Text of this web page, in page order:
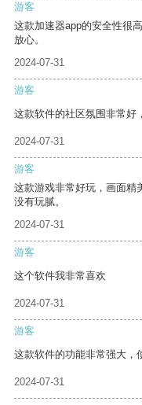
游客
这款加速器app的安全性很
放心。
2024-07-31
游客
这款软件的社区氛围非常好
2024-07-31
游客
这款游戏非常好玩，画面精
没有玩腻。
2024-07-31
游客
这个软件我非常喜欢
2024-07-31
游客
这款软件的功能非常强大，
2024-07-31